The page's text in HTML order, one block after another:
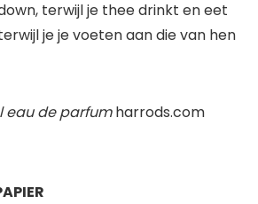
terwijl je thee drinkt en eet
je je voeten aan die van hen
eau de parfumharrods.com